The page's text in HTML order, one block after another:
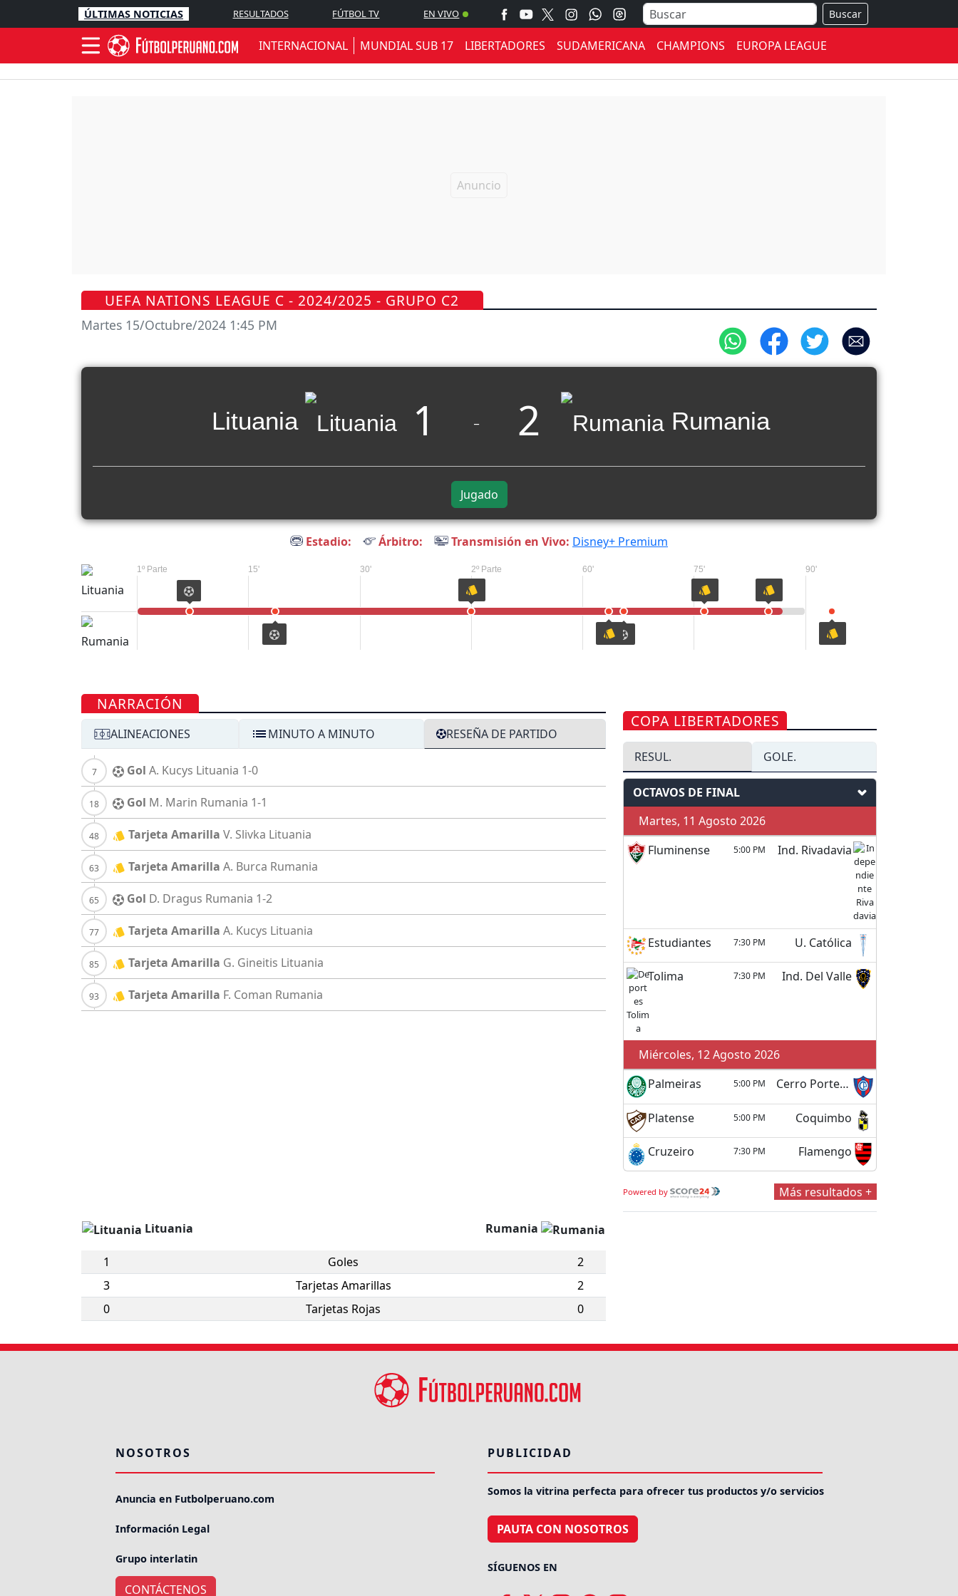
ÚLTIMAS NOTICIAS RESULTADOS FÚTBOL TV EN VIVO Buscar
INTERNACIONAL MUNDIAL SUB 17 LIBERTADORES SUDAMERICANA CHAMPIONS EUROPA LEAGUE
UEFA NATIONS LEAGUE C - 2024/2025 - GRUPO C2
Martes 15/Octubre/2024 1:45 PM
Lituania 1 2 Rumania
Jugado
Estadio: Árbitro: Transmisión en Vivo: Disney+ Premium
1º Parte 15' 30' 2º Parte 60' 75' 90'
NARRACIÓN
ALINEACIONES MINUTO A MINUTO RESEÑA DE PARTIDO
Gol A. Kucys Lituania 1-0
Gol M. Marin Rumania 1-1
Tarjeta Amarilla V. Slivka Lituania
Tarjeta Amarilla A. Burca Rumania
Gol D. Dragus Rumania 1-2
Tarjeta Amarilla A. Kucys Lituania
Tarjeta Amarilla G. Gineitis Lituania
Tarjeta Amarilla F. Coman Rumania
Lituania Rumania
1 Goles
2
3
Tarjetas Amarillas
2
0
Tarjetas Rojas 0
COPA LIBERTADORES
RESUL. GOLE.
OCTAVOS DE FINAL
Martes, 11 Agosto 2026
Fluminense
5:00 PM Ind. Rivadavia
Estudiantes 7:30 PM U. Católica
Tolima 7:30 PM Ind. Del Valle
Miércoles, 12 Agosto 2026
Palmeiras
5:00 PM Cerro Porteño
Platense 5:00 PM Coquimbo
Cruzeiro 7:30 PM Flamengo
Powered by Más resultados +
NOSOTROS
Anuncia en Futbolperuano.com
Información Legal
Grupo interlatin
CONTÁCTENOS
PUBLICIDAD
Somos la vitrina perfecta para ofrecer tus productos y/o servicios
PAUTA CON NOSOTROS
SÍGUENOS EN